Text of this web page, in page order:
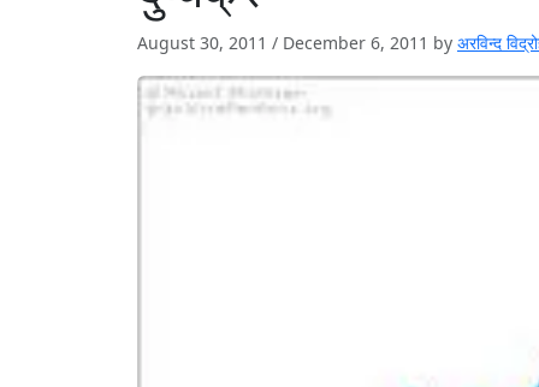
August 30, 2011 / December 6, 2011 by अरविन्‍द